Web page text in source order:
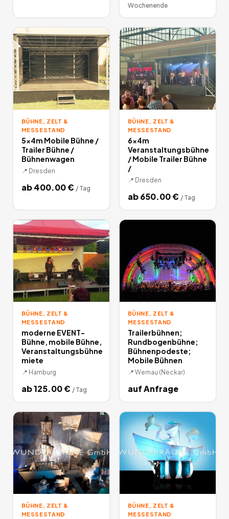
Wochenende
BÜHNE, ZELT &
MESSESTAND
5x4m Mobile Bühne /
Trailer Bühne /
Bühnenwagen
📍 Dresden
ab400.00€ / Tag
BÜHNE, ZELT &
MESSESTAND
6x4m
Veranstaltungsbühne
/ Mobile Trailer Bühne
/
📍 Dresden
ab650.00€ / Tag
BÜHNE, ZELT &
MESSESTAND
moderne EVENT-
Bühne, mobile Bühne,
Veranstaltungsbühne
miete
📍 Hamburg
ab125.00€ / Tag
BÜHNE, ZELT &
MESSESTAND
Trailerbühnen;
Rundbogenbühne;
Bühnenpodeste;
Mobile Bühnen
📍 Wernau (Neckar)
auf Anfrage
BÜHNE, ZELT &
MESSESTAND
BÜHNE, ZELT &
MESSESTAND